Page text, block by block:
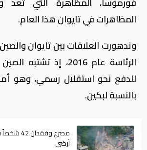
المظاهرات في تايوان هذا العام.
وتدهورت العلاقات بين تايوان
الرئاسة عام 2016، إذ
للدفع نحو استقلال رسمي، وهو
بالنسبة لبكين.
مصرع
أرضي